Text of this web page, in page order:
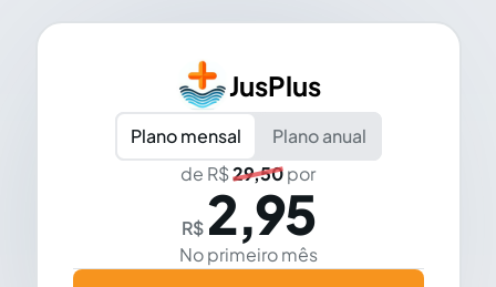
JusPlus
Plano mensal
Plano anual
de R$29,50por
R$ 2,95
No primeiro mês